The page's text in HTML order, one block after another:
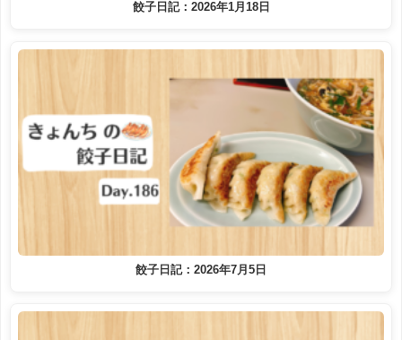
餃子日記：2026年1月18日
餃子日記：2026年7月5日